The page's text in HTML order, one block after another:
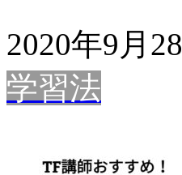
2020年9月
学習法